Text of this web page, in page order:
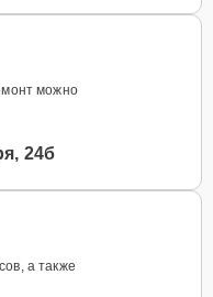
можно
24б
а также